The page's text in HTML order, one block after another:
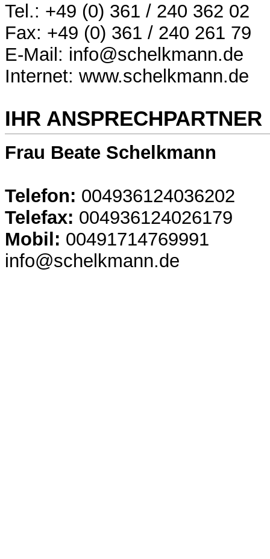
Tel.: +49 (0) 361 / 240 362 02
Fax: +49 (0) 361 / 240 261 79
E-Mail: info@schelkmann.de
Internet: www.schelkmann.de
IHR ANSPRECHPARTNER
Frau Beate Schelkmann
Telefon: 004936124036202
Telefax: 004936124026179
Mobil: 00491714769991
info@schelkmann.de